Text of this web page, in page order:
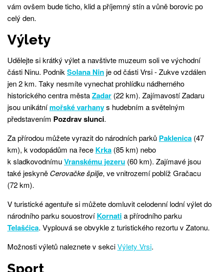
vám ovšem bude ticho, klid a příjemný stín a vůně borovic po
celý den.
Výlety
Udělejte si krátký výlet a navštivte muzeum soli ve východní
části Ninu. PodnikSolana Ninje od části Vrsi - Zukve vzdálen
jen 2 km. Taky nesmíte vynechat prohlídku nádherného
historického centra městaZadar (22 km). Zajímavostí Zadaru
jsou unikátnímořské varhanys hudebním a světelným
představením Pozdrav slunci.
Za přírodou můžete vyrazit do národních parků Paklenica (47
km), k vodopádům na řece Krka (85 km) nebo
k sladkovodnímuVranskému jezeru (60 km). Zajímavé jsou
také jeskyně Cerovačke špilje, ve vnitrozemí poblíž Gračacu
(72 km).
V turistické agentuře si můžete domluvit celodenní lodní výlet do
národního parku souostrovíKornatia přírodního parku
Telašćica. Vyplouvá se obvykle z turistického rezortu v Zatonu.
Možnosti výletů naleznete v sekciVýlety Vrsi.
Sport